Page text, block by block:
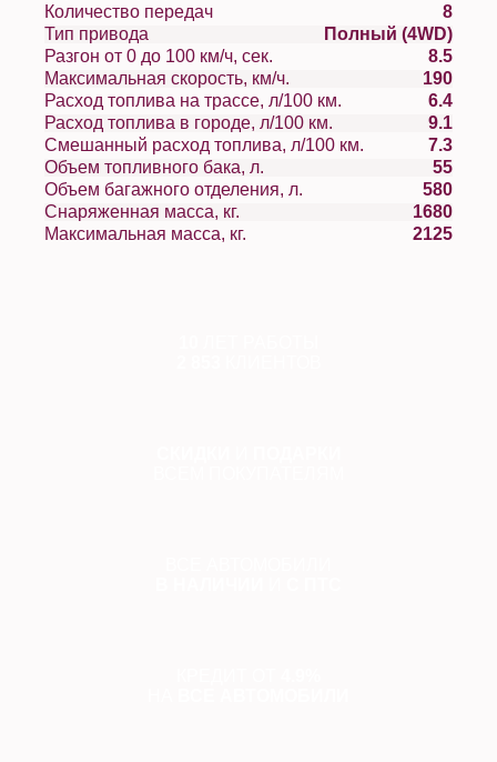
Количество передач
8
Тип привода
Полный (4WD)
Разгон от 0 до 100 км/ч, сек.
8.5
Максимальная скорость, км/ч.
190
Расход топлива на трассе, л/100 км.
6.4
Расход топлива в городе, л/100 км.
9.1
Смешанный расход топлива, л/100 км.
7.3
Объем топливного бака, л.
55
Объем багажного отделения, л.
580
Снаряженная масса, кг.
1680
Максимальная масса, кг.
2125